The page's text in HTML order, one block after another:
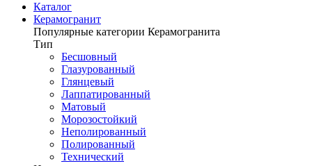
Каталог
Керамогранит
Популярные категории Керамогранита
Тип
Бесшовный
Глазурованный
Глянцевый
Лаппатированный
Матовый
Морозостойкий
Неполированный
Полированный
Технический